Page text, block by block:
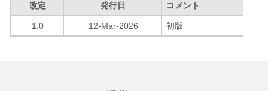
改定 発行日 コメント
1.0 12-Mar-2026 初版